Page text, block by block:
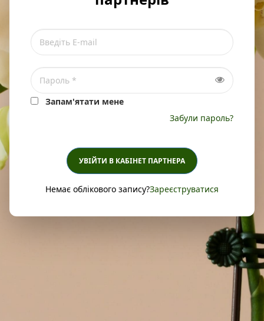
Запам'ятати мене
Забули пароль?
УВІЙТИ В КАБІНЕТ ПАРТНЕРА
Немає облікового запису?Зареєструватися